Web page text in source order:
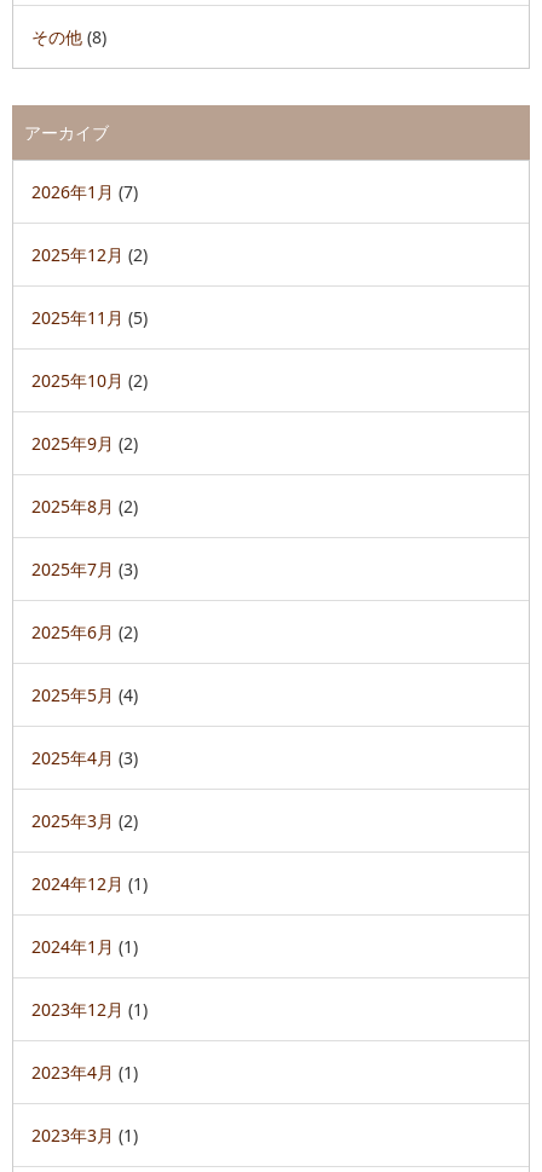
その他 (8)
アーカイブ
2026年1月 (7)
2025年12月 (2)
2025年11月 (5)
2025年10月 (2)
2025年9月 (2)
2025年8月 (2)
2025年7月 (3)
2025年6月 (2)
2025年5月 (4)
2025年4月 (3)
2025年3月 (2)
2024年12月 (1)
2024年1月 (1)
2023年12月 (1)
2023年4月 (1)
2023年3月 (1)